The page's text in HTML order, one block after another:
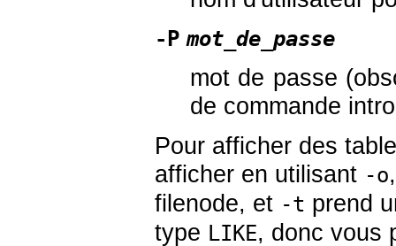
-P mot_de_passe
mot de passe
de commande
Pour afficher des
afficher en utilisant -o
filenode, et -t prend
type LIKE, donc vous